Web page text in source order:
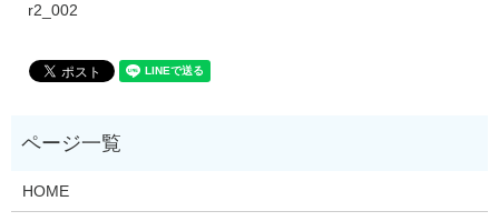
r2_002
HOME